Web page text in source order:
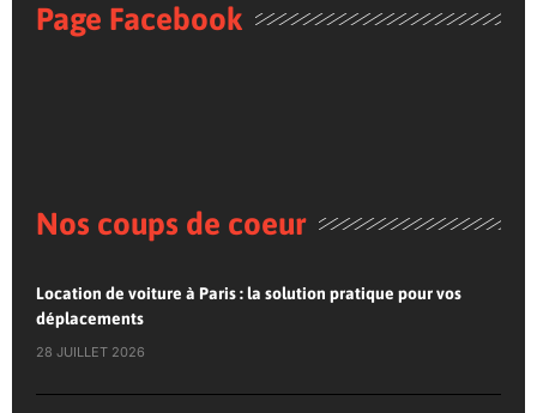
Page Facebook
Nos coups de coeur
Location de voiture à Paris : la solution pratique pour vos
déplacements
28 JUILLET 2026